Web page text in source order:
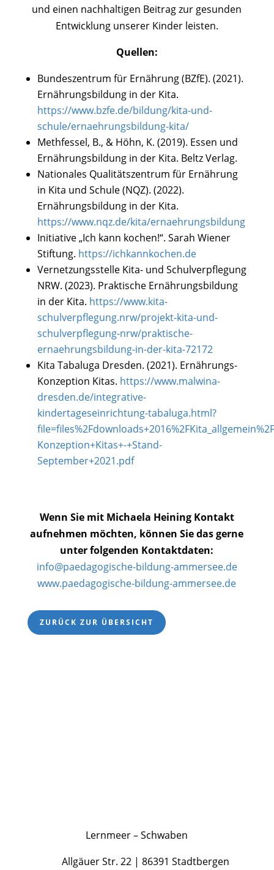
und einen nachhaltigen Beitrag zur gesunden
Entwicklung unserer Kinder leisten.
Quellen:
Bundeszentrum für Ernährung (BZfE). (2021).
Ernährungsbildung in der Kita.
https://www.bzfe.de/bildung/kita-und-
schule/ernaehrungsbildung-kita/
Methfessel, B., & Höhn, K. (2019). Essen und
Ernährungsbildung in der Kita. Beltz Verlag.
Nationales Qualitätszentrum für Ernährung
in Kita und Schule (NQZ). (2022).
Ernährungsbildung in der Kita.
https://www.nqz.de/kita/ernaehrungsbildung
Initiative „Ich kann kochen!“. Sarah Wiener
Stiftung. https://ichkannkochen.de
Vernetzungsstelle Kita- und Schulverpflegung
NRW. (2023). Praktische Ernährungsbildung
in der Kita. https://www.kita-
schulverpflegung.nrw/projekt-kita-und-
schulverpflegung-nrw/praktische-
ernaehrungsbildung-in-der-kita-72172
Kita Tabaluga Dresden. (2021). Ernährungs-
Konzeption Kitas. https://www.malwina-
dresden.de/integrative-
kindertageseinrichtung-tabaluga.html?
Konzeption+Kitas+-+Stand-
September+2021.pdf
Wenn Sie mit Michaela Heining Kontakt
aufnehmen möchten, können Sie das gerne
unter folgenden Kontaktdaten:
info@paedagogische-bildung-ammersee.de
www.paedagogische-bildung-ammersee.de
ZURÜCK ZUR ÜBERSICHT
Lernmeer – Schwaben
Allgäuer Str. 22 | 86391 Stadtbergen